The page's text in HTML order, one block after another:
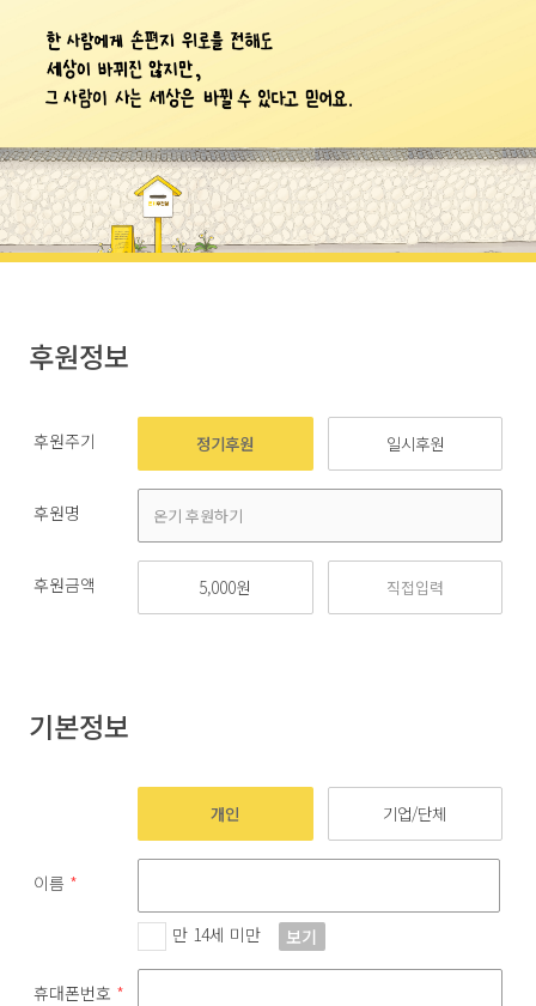
후원정보
후원주기 정기후원 일시후원
후원명
후원금액 5,000원
기본정보
개인 기업/단체
이름 *
만 14세 미만 보기
휴대폰번호 *